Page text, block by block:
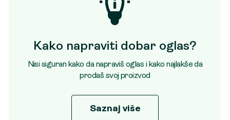
Kako napraviti dobar oglas?
Nisi siguran kako da napraviš oglas i kako najlakše da
prodaš svoj proizvod
Saznaj više